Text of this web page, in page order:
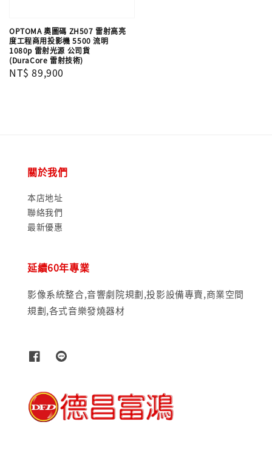
OPTOMA 奧圖碼 ZH507 雷射高亮
度工程商用投影機 5500 流明
1080p 雷射光源 公司貨
(DuraCore 雷射技術)
Regular
NT$ 89,900
關於我們
本店地址
聯絡我們
最新優惠
延續60年專業
影像系統整合,音響劇院規劃,投影設備專賣,商業空間
規劃,各式音樂發燒器材